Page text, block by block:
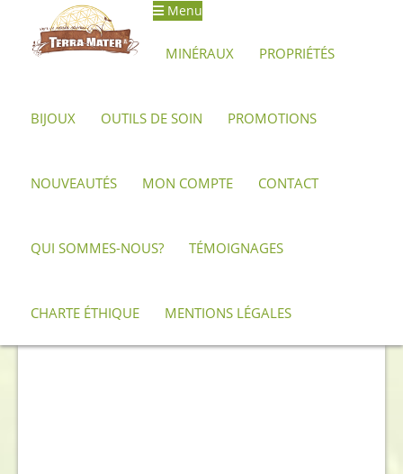
Aller
Aller
au
Menu
MINÉRAUX PROPRIÉTÉS
BIJOUX OUTILS DE SOIN PROMOTIONS
NOUVEAUTÉS MON COMPTE CONTACT
QUI SOMMES-NOUS? TÉMOIGNAGES
CHARTE ÉTHIQUE MENTIONS LÉGALES
Accueil Archives
Amas de Cristal de Roche 1KG, 23 CM,